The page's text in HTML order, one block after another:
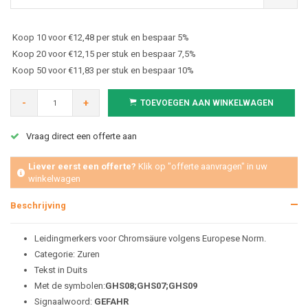
Koop 10 voor €12,48 per stuk en bespaar 5%
Koop 20 voor €12,15 per stuk en bespaar 7,5%
Koop 50 voor €11,83 per stuk en bespaar 10%
- + TOEVOEGEN AAN WINKELWAGEN
Vraag direct een offerte aan
Liever eerst een offerte? Klik op "offerte aanvragen" in uw
winkelwagen
Beschrijving
Leidingmerkers voor Chromsäure volgens Europese Norm.
Categorie: Zuren
Tekst in Duits
Met de symbolen:GHS08;GHS07;GHS09
Signaalwoord: GEFAHR